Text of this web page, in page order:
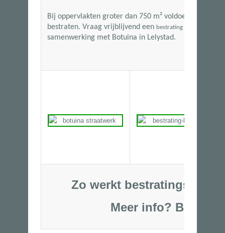
Bij oppervlakten groter dan 750 m² voldoen wij aan
bestraten. Vraag vrijblijvend een bestrating offerte
samenwerking met Botuina in Lelystad.
Zo werkt
Meer info? Bel